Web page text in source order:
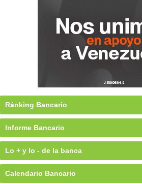
Ránking Bancario
Informe Bancario
Lo + y lo - de la banca
Calendario Bancario